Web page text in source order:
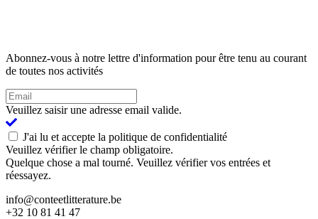
Abonnez-vous à notre lettre d'information pour être tenu au courant
de toutes nos activités
Veuillez saisir une adresse email valide.
J'ai lu et accepte la politique de confidentialité
Veuillez vérifier le champ obligatoire.
Quelque chose a mal tourné. Veuillez vérifier vos entrées et
réessayez.
info@conteetlitterature.be
+32 10 81 41 47